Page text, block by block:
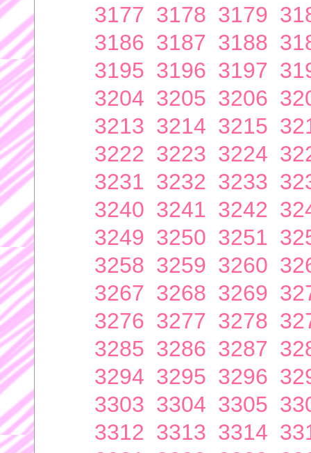
3177 3178 3179
3186 3187 3188
3195 3196 3197
3204 3205 3206
3213 3214 3215
3222 3223 3224
3231 3232 3233
3240 3241 3242
3249 3250 3251
3258 3259 3260
3267 3268 3269
3276 3277 3278
3285 3286 3287
3294 3295 3296
3303 3304 3305
3312 3313 3314